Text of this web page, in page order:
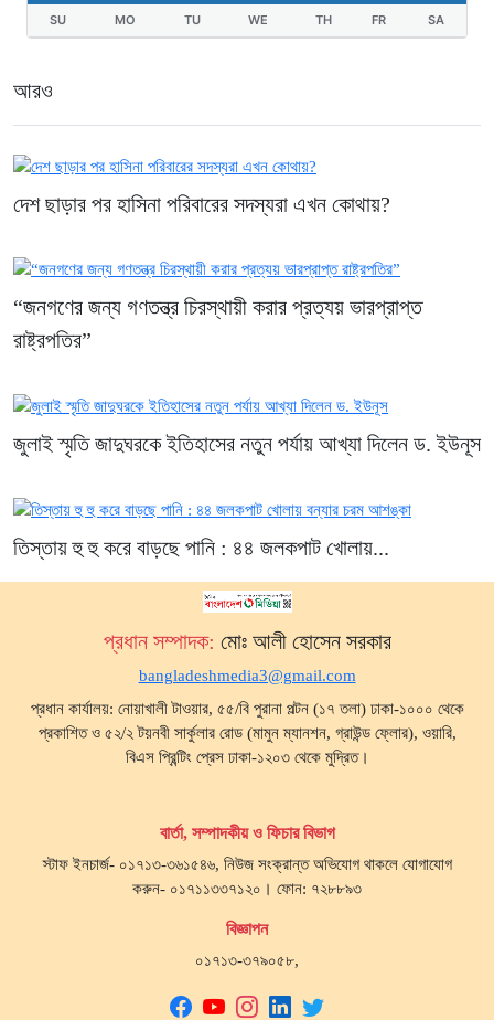
SU MO TU WE TH FR SA
আরও
দেশ ছাড়ার পর হাসিনা পরিবারের সদস্যরা এখন কোথায়?
“জনগণের জন্য গণতন্ত্র চিরস্থায়ী করার প্রত্যয় ভারপ্রাপ্ত
রাষ্ট্রপতির”
জুলাই স্মৃতি জাদুঘরকে ইতিহাসের নতুন পর্যায় আখ্যা দিলেন ড. ইউনূস
তিস্তায় হু হু করে বাড়ছে পানি : ৪৪ জলকপাট খোলায়...
প্রধান সম্পাদক: মোঃ আলী হোসেন সরকার
bangladeshmedia3@gmail.com
প্রধান কার্যালয়: নোয়াখালী টাওয়ার, ৫৫/বি পুরানা পল্টন (১৭ তলা) ঢাকা-১০০০ থেকে
প্রকাশিত ও ৫২/২ টয়নবী সার্কুলার রোড (মামুন ম্যানশন, গ্রাউন্ড ফ্লোর), ওয়ারি,
বিএস প্রিন্টিং প্রেস ঢাকা-১২০৩ থেকে মুদ্রিত।
বার্তা, সম্পাদকীয় ও ফিচার বিভাগ
স্টাফ ইনচার্জ- ০১৭১৩-৩৬১৫৪৬, নিউজ সংক্রান্ত অভিযোগ থাকলে যোগাযোগ
করুন- ০১৭১১৩৩৭১২০। ফোন: ৭২৮৮৯৩
বিজ্ঞাপন
০১৭১৩-৩৭৯০৫৮,